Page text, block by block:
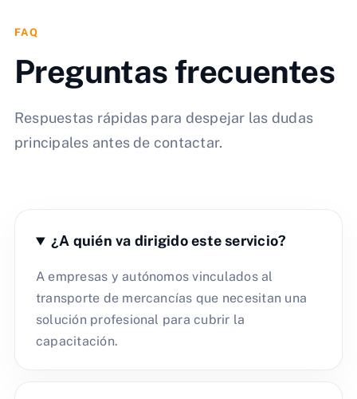
FAQ
Preguntas frecuentes
Respuestas rápidas para despejar las dudas
principales antes de contactar.
¿A quién va dirigido este servicio?
A empresas y autónomos vinculados al
transporte de mercancías que necesitan una
solución profesional para cubrir la
capacitación.